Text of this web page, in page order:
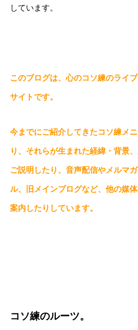
しています。
このブログは、心のコソ練のライ
サイトです。
今までにご紹介してきたコソ練メ
り、それらが生まれた経緯・背景
ご説明したり、音声配信やメルマ
ル、旧メインブログなど、他の媒
案内したりしています。
コソ練のルーツ。